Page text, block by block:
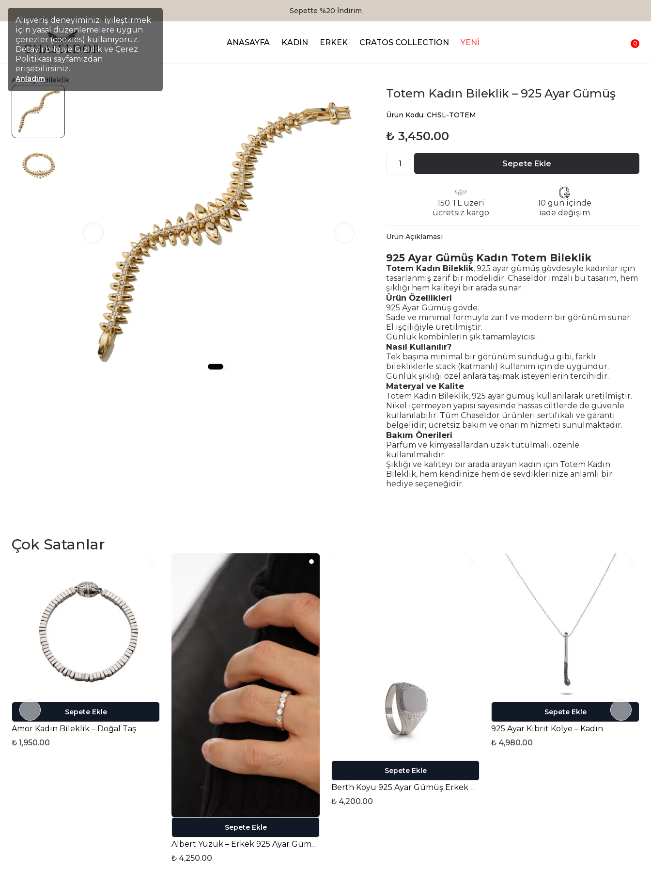
Alışveriş deneyiminizi iyileştirmek
için yasal düzenlemelere uygun
çerezler (cookies) kullanıyoruz.
Detaylı bilgiye Gizlilik ve Çerez
Politikası sayfamızdan
erişebilirsiniz.
Anladım
Sepette %20 İndirim
ANASAYFA KADIN ERKEK CRATOS COLLECTION YENİ 0
AnasayfaBileklik
Totem Kadın Bileklik – 925 Ayar Gümüş
Ürün Kodu: CHSL-TOTEM
₺ 3,450.00
Sepete Ekle
150 TL üzeri
ücretsiz kargo
10 gün içinde
iade değişim
Ürün Açıklaması
925 Ayar Gümüş Kadın Totem Bileklik
Totem Kadın Bileklik, 925 ayar gümüş gövdesiyle kadınlar için
tasarlanmış zarif bir modelidir. Chaseldor imzalı bu tasarım, hem
şıklığı hem kaliteyi bir arada sunar.
Ürün Özellikleri
925 Ayar Gümüş gövde.
Sade ve minimal formuyla zarif ve modern bir görünüm sunar.
El işçiliğiyle üretilmiştir.
Günlük kombinlerin şık tamamlayıcısı.
Nasıl Kullanılır?
Tek başına minimal bir görünüm sunduğu gibi, farklı
bilekliklerle stack (katmanlı) kullanım için de uygundur.
Günlük şıklığı özel anlara taşımak isteyenlerin tercihidir.
Materyal ve Kalite
Totem Kadın Bileklik, 925 ayar gümüş kullanılarak üretilmiştir.
Nikel içermeyen yapısı sayesinde hassas ciltlerde de güvenle
kullanılabilir. Tüm Chaseldor ürünleri sertifikalı ve garanti
belgelidir; ücretsiz bakım ve onarım hizmeti sunulmaktadır.
Bakım Önerileri
Parfüm ve kimyasallardan uzak tutulmalı, özenle
kullanılmalıdır.
Şıklığı ve kaliteyi bir arada arayan kadın için Totem Kadın
Bileklik, hem kendinize hem de sevdiklerinize anlamlı bir
hediye seçeneğidir.
Çok Satanlar
Sepete Ekle
Amor Kadın Bileklik – Doğal Taş
₺ 1,950.00
Sepete Ekle
Albert Yüzük – Erkek 925 Ayar Gümüş
₺ 4,250.00
Sepete Ekle
Berth Koyu 925 Ayar Gümüş Erkek Yüzük
₺ 4,200.00
Sepete Ekle
925 Ayar Kibrit Kolye – Kadın
₺ 4,980.00